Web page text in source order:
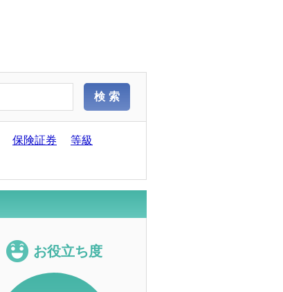
保険証券
等級
お役立ち度